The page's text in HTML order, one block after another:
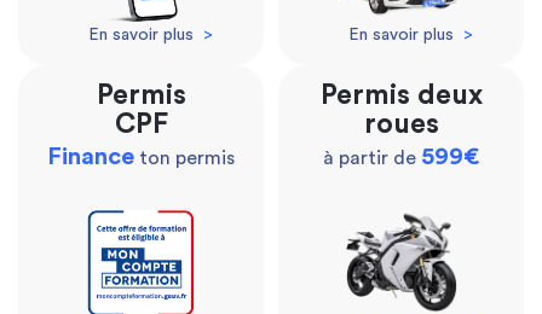
En savoir plus > En savoir plus >
Permis
CPF
Finance ton permis
Permis deux
roues
à partir de 599€